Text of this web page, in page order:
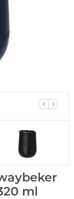
ml